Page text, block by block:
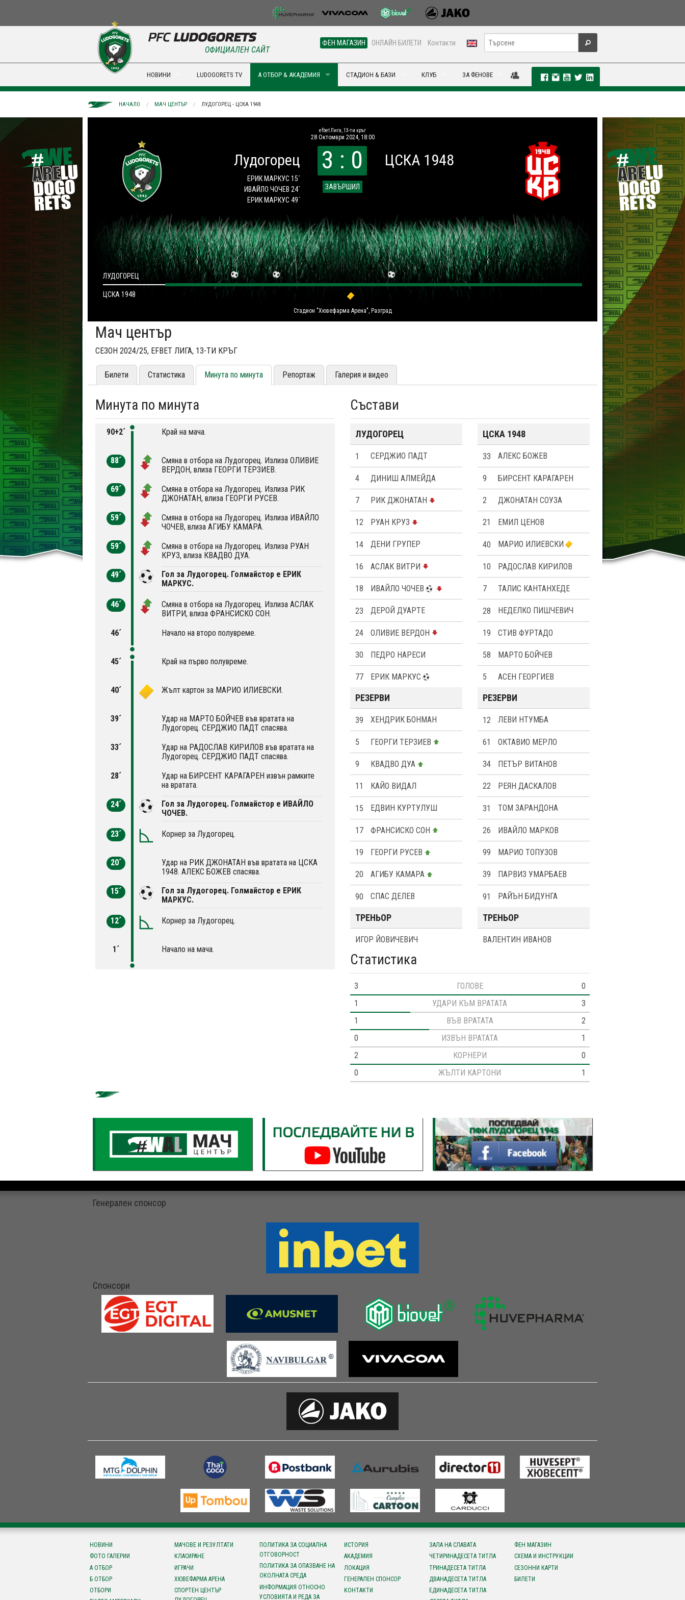
ФЕН МАГАЗИН ОНЛАЙН БИЛЕТИ Контакти
ОФИЦИАЛЕН САЙТ
НОВИНИ LUDOGORETS TV А ОТБОР & АКАДЕМИЯ СТАДИОН & БАЗИ КЛУБ ЗА ФЕНОВЕ
НАЧАЛО МАЧ ЦЕНТЪР ЛУДОГОРЕЦ - ЦСКА 1948
efbet Лига, 13-ти кръг
28 Октомври 2024, 18:00
Лудогорец
ЕРИК МАРКУС 15´
ИВАЙЛО ЧОЧЕВ 24´
ЕРИК МАРКУС 49´
3 : 0
ЗАВЪРШИЛ
ЦСКА 1948
Стадион "Хювефарма Арена", Разград
ЛУДОГОРЕЦ
ЦСКА 1948
Мач център
СЕЗОН 2024/25, EFBET ЛИГА, 13-ТИ КРЪГ
Билети Статистика Минута по минута Репортаж Галерия и видео
Минута по минута
90+2´ Край на мача.
88´
Смяна в отбора на Лудогорец. Излиза OЛИВИЕ
ВЕРДОН, влиза ГЕОРГИ ТЕРЗИЕВ.
69´
Смяна в отбора на Лудогорец. Излиза РИК
ДЖОНАТАН, влиза ГЕОРГИ РУСЕВ.
59´
Смяна в отбора на Лудогорец. Излиза ИВАЙЛО
ЧОЧЕВ, влиза АГИБУ КАМАРА.
59´
Смяна в отбора на Лудогорец. Излиза РУАН
КРУЗ, влиза КВАДВО ДУА.
49´
Гол за Лудогорец. Голмайстор е ЕРИК
МАРКУС.
46´
Смяна в отбора на Лудогорец. Излиза АСЛАК
ВИТРИ, влиза ФРАНСИСКО СОН.
46´
Начало на второ полувреме.
45´ Край на първо полувреме.
40´ Жълт картон за МАРИО ИЛИЕВСКИ.
39´
Удар на МАРТО БОЙЧЕВ във вратата на
Лудогорец. СЕРДЖИО ПАДТ спасява.
33´
Удар на РАДОСЛАВ КИРИЛОВ във вратата на
Лудогорец. СЕРДЖИО ПАДТ спасява.
28´
Удар на БИРСЕНТ КАРАГАРЕН извън рамките
на вратата.
24´
Гол за Лудогорец. Голмайстор е ИВАЙЛО
ЧОЧЕВ.
23´ Корнер за Лудогорец.
20´
Удар на РИК ДЖОНАТАН във вратата на ЦСКА
1948. АЛЕКС БОЖЕВ спасява.
15´
Гол за Лудогорец. Голмайстор е ЕРИК
МАРКУС.
12´ Корнер за Лудогорец.
1´ Начало на мача.
Състави
ЛУДОГОРЕЦ
1 СЕРДЖИО ПАДТ
4 ДИНИШ АЛМЕЙДА
7 РИК ДЖОНАТАН
12 РУАН КРУЗ
14 ДЕНИ ГРУПЕР
16 АСЛАК ВИТРИ
18 ИВАЙЛО ЧОЧЕВ
23 ДЕРОЙ ДУАРТЕ
24 OЛИВИЕ ВЕРДОН
30 ПЕДРО НАРЕСИ
77 ЕРИК МАРКУС
РЕЗЕРВИ
39 ХЕНДРИК БОНМАН
5 ГЕОРГИ ТЕРЗИЕВ
9 КВАДВО ДУА
11 КАЙО ВИДАЛ
15 ЕДВИН КУРТУЛУШ
17 ФРАНСИСКО СОН
19 ГЕОРГИ РУСЕВ
20 АГИБУ КАМАРА
90 СПАС ДЕЛЕВ
ЦСКА 1948
33 АЛЕКС БОЖЕВ
9 БИРСЕНТ КАРАГАРЕН
2 ДЖОНАТАН СОУЗА
21 ЕМИЛ ЦЕНОВ
40 МАРИО ИЛИЕВСКИ
10 РАДОСЛАВ КИРИЛОВ
7 ТАЛИС КАНТАНХЕДЕ
28 НЕДЕЛКО ПИШЧЕВИЧ
19 СТИВ ФУРТАДО
58 МАРТО БОЙЧЕВ
5 АСЕН ГЕОРГИЕВ
РЕЗЕРВИ
12 ЛЕВИ НТУМБА
61 ОКТАВИО МЕРЛО
34 ПЕТЪР ВИТАНОВ
22 РЕЯН ДАСКАЛОВ
31 ТОМ ЗАРАНДОНА
26 ИВАЙЛО МАРКОВ
99 МАРИО ТОПУЗОВ
39 ПАРВИЗ УМАРБАЕВ
91 РАЙЪН БИДУНГА
ТРЕНЬОР
ИГОР ЙОВИЧЕВИЧ
ТРЕНЬОР
ВАЛЕНТИН ИВАНОВ
Статистика
3 ГОЛОВЕ
0
1
УДАРИ КЪМ ВРАТАТА
3
1
ВЪВ ВРАТАТА
2
0
ИЗВЪН ВРАТАТА
1
2
КОРНЕРИ
0
0
ЖЪЛТИ КАРТОНИ 1
Генерален спонсор
Спонсори
НОВИНИ
ФОТО ГАЛЕРИИ
А ОТБОР
Б ОТБОР
ОТБОРИ
МАЧОВЕ И РЕЗУЛТАТИ
КЛАСИРАНЕ
ИГРАЧИ
ХЮВЕФАРМА АРЕНА
СПОРТЕН ЦЕНТЪР
ПОЛИТИКА ЗА СОЦИАЛНА
ОТГОВОРНОСТ
ПОЛИТИКА ЗА ОПАЗВАНЕ НА
ОКОЛНАТА СРЕДА
ИНФОРМАЦИЯ ОТНОСНО
УСЛОВИЯТА И РЕДА ЗА
ИСТОРИЯ
АКАДЕМИЯ
ЛОКАЦИЯ
ГЕНЕРАЛЕН СПОНСОР
КОНТАКТИ
ЗАЛА НА СЛАВАТА
ЧЕТИРИНАДЕСЕТА ТИТЛА
ТРИНАДЕСЕТА ТИТЛА
ДВАНАДЕСЕТА ТИТЛА
ЕДИНАДЕСЕТА ТИТЛА
ФЕН МАГАЗИН
СХЕМА И ИНСТРУКЦИИ
СЕЗОННИ КАРТИ
БИЛЕТИ